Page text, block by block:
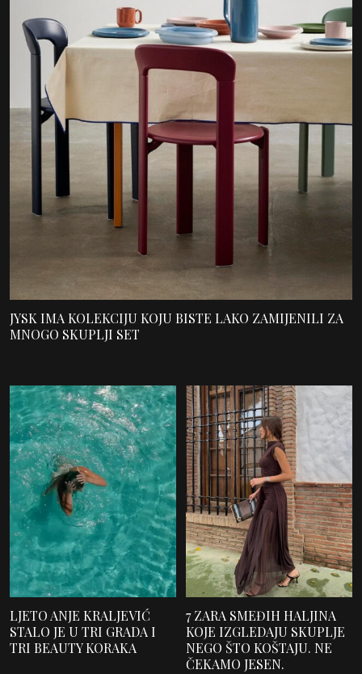
JYSK IMA KOLEKCIJU KOJU BISTE LAKO ZAMIJENILI ZA
MNOGO SKUPLJI SET
LJETO ANJE KRALJEVIĆ
STALO JE U TRI GRADA I
TRI BEAUTY KORAKA
7 ZARA SMEĐIH HALJINA
KOJE IZGLEDAJU SKUPLJE
NEGO ŠTO KOŠTAJU. NE
ČEKAMO JESEN.